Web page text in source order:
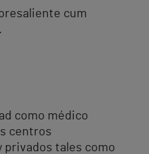
cum
como médico
centros
privados tales como